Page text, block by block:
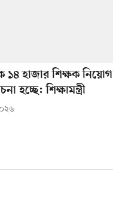
১৪ হাজার শিক্ষক নিয়োগ
হচ্ছে: শিক্ষামন্ত্রী